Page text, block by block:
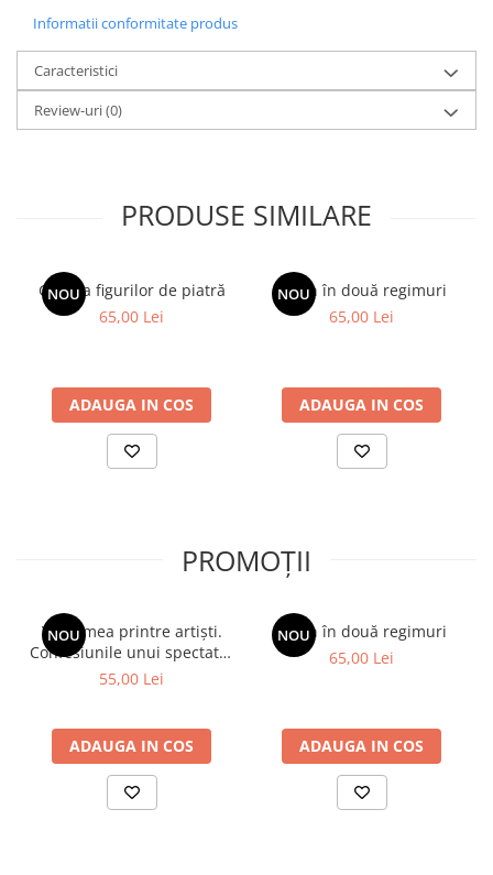
Informatii conformitate produs
Caracteristici
Review-uri(0)
PRODUSE SIMILARE
NOU
Galeria figurilor de piatră
65,00 Lei
ADAUGA IN COS
NOU
Spion în două regimuri
65,00 Lei
ADAUGA IN COS
PROMOȚII
NOU
Viața mea printre artiști.
Confesiunile unui spectator
fidel
55,00 Lei
ADAUGA IN COS
NOU
Spion în două regimuri
65,00 Lei
ADAUGA IN COS